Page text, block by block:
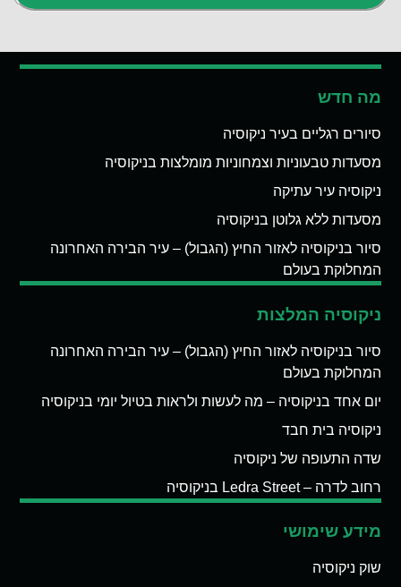
מה חדש
סיורים רגליים בעיר ניקוסיה
מסעדות טבעוניות וצמחוניות מומלצות בניקוסיה
ניקוסיה עיר עתיקה
מסעדות ללא גלוטן בניקוסיה
סיור בניקוסיה לאזור החיץ (הגבול) – עיר הבירה האחרונה
המחלוקת בעולם
ניקוסיה המלצות
סיור בניקוסיה לאזור החיץ (הגבול) – עיר הבירה האחרונה
המחלוקת בעולם
יום אחד בניקוסיה – מה לעשות ולראות בטיול יומי בניקוסיה
ניקוסיה בית חבד
שדה התעופה של ניקוסיה
רחוב לדרה – Ledra Street בניקוסיה
מידע שימושי
שוק ניקוסיה